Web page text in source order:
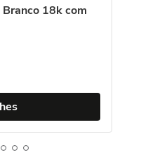
18k com